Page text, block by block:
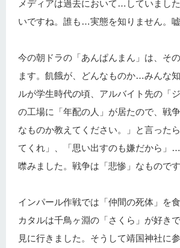
メディアは過去において…していまし
いですね。誰も…実態を知りません。嘘
今の朝ドラの「あんぱんまん」は、そ
ます。飢餓が、どんなものか…みんな
ルが学生時代の頃、アルバイト先の「
の工場に「年配の人」が居たので、戦
なものか教えてください。」と言った
てくれ」、「思い出すのも嫌だから」
噤みました。戦争は「悲惨」なものです
インパール作戦では「仲間の死体」を
カタルは千鳥ヶ淵の「さくら」が好き
見に行きました。そうして靖国神社に